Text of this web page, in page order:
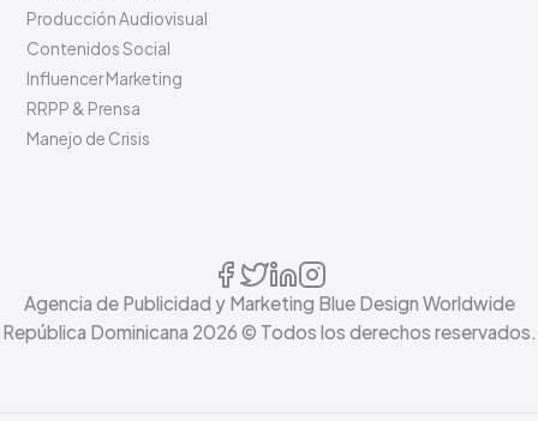
Producción Audiovisual
Contenidos Social
Influencer Marketing
RRPP & Prensa
Manejo de Crisis
Agencia de Publicidad y Marketing Blue Design Worldwide
República Dominicana 2026 © Todos los derechos reservados.